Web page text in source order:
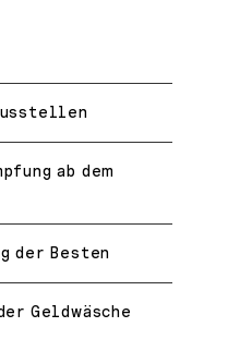
ab dem
der Besten
Geldwäsche